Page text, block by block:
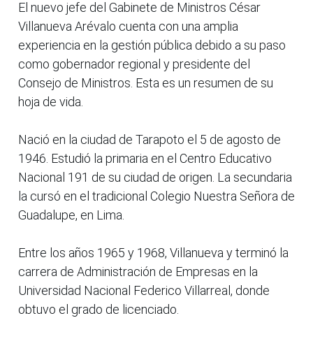
El nuevo jefe del Gabinete de Ministros César
Villanueva Arévalo cuenta con una amplia
experiencia en la gestión pública debido a su paso
como gobernador regional y presidente del
Consejo de Ministros. Esta es un resumen de su
hoja de vida.
Nació en la ciudad de Tarapoto el 5 de agosto de
1946. Estudió la primaria en el Centro Educativo
Nacional 191 de su ciudad de origen. La secundaria
la cursó en el tradicional Colegio Nuestra Señora de
Guadalupe, en Lima.
Entre los años 1965 y 1968, Villanueva y terminó la
carrera de Administración de Empresas en la
Universidad Nacional Federico Villarreal, donde
obtuvo el grado de licenciado.